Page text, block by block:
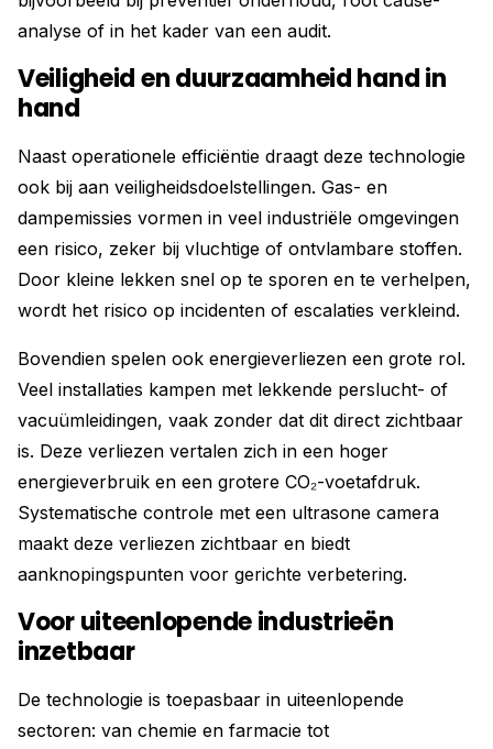
analyse of in het kader van een audit.
Veiligheid en duurzaamheid hand in
hand
Naast operationele efficiëntie draagt deze technologie
ook bij aan veiligheidsdoelstellingen. Gas- en
dampemissies vormen in veel industriële omgevingen
een risico, zeker bij vluchtige of ontvlambare stoffen.
Door kleine lekken snel op te sporen en te verhelpen,
wordt het risico op incidenten of escalaties verkleind.
Bovendien spelen ook energieverliezen een grote rol.
Veel installaties kampen met lekkende perslucht- of
vacuümleidingen, vaak zonder dat dit direct zichtbaar
is. Deze verliezen vertalen zich in een hoger
energieverbruik en een grotere CO₂-voetafdruk.
Systematische controle met een ultrasone camera
maakt deze verliezen zichtbaar en biedt
aanknopingspunten voor gerichte verbetering.
Voor uiteenlopende industrieën
inzetbaar
De technologie is toepasbaar in uiteenlopende
sectoren: van chemie en farmacie tot